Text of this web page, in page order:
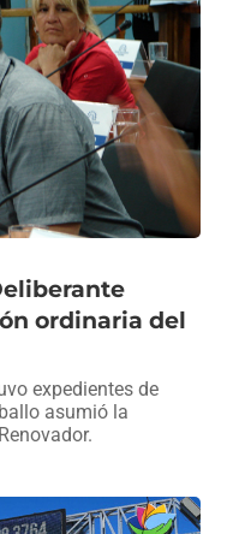
tir
ordinaria del
expedientes de
asumió la